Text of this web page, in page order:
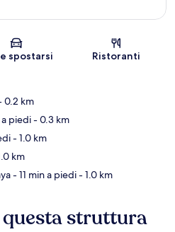
spostarsi Ristoranti
0.2 km
piedi- 0.3 km
- 1.0 km
km
- 11 min a piedi- 1.0 km
struttura